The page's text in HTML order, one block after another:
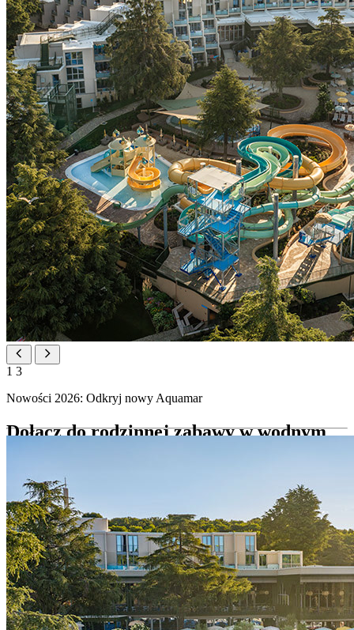
1 3
Nowości 2026: Odkryj nowy Aquamar
Dołącz do rodzinnej zabawy w wodnym
Zanurz się w świecie zabawy w Aquamar, tętniącym życiem parku
wodnym niedaleko Sunny Poreč by Valamar. Od zjeżdżalni
stworzonych z myślą o emocjach po baseny idealne dla każdego
wieku i leżaki, gdy potrzebujesz przerwy – nie ma lepszego miejsca
na ochłodzenie się i relaks.
Nowe
Aquamar